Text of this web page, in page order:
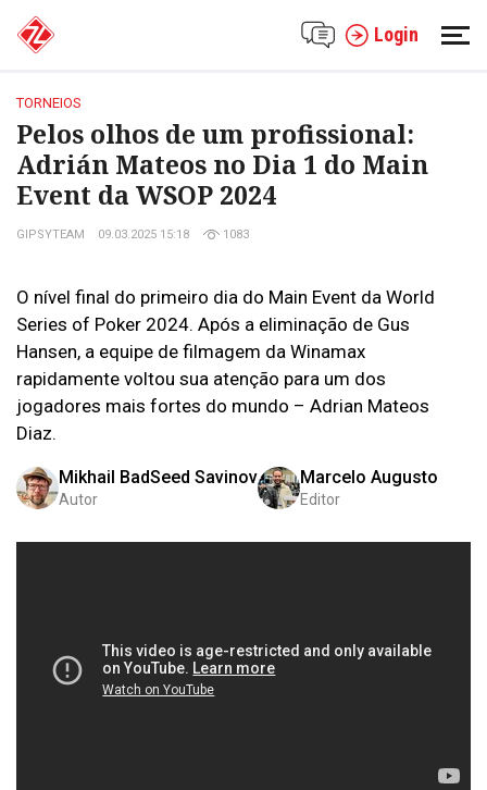
Login
TORNEIOS
Pelos olhos de um profissional:
Adrián Mateos no Dia 1 do Main
Event da WSOP 2024
GIPSYTEAM 09.03.2025 15:18 1083
O nível final do primeiro dia do Main Event da World
Series of Poker 2024. Após a eliminação de Gus
Hansen, a equipe de filmagem da Winamax
rapidamente voltou sua atenção para um dos
jogadores mais fortes do mundo – Adrian Mateos
Diaz.
Mikhail BadSeed Savinov
Autor
Marcelo Augusto
Editor